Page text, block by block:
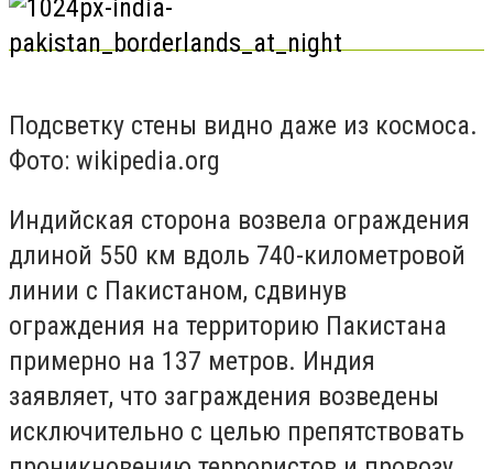
Подсветку стены видно даже из космоса.
Фото: wikipedia.org
Индийская сторона возвела ограждения
длиной 550 км вдоль 740-километровой
линии с Пакистаном, сдвинув
ограждения на территорию Пакистана
примерно на 137 метров. Индия
заявляет, что заграждения возведены
исключительно с целью препятствовать